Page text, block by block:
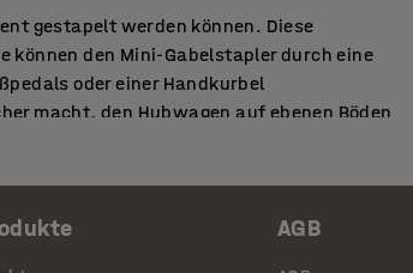
gestapelt werden können. Diese
können den Mini-Gabelstapler durch eine
oder einer Handkurbel
macht, den Hubwagen auf ebenen Böden
Weitere Informationen finden
im Lager und in anderen anspruchsvollen
AGB